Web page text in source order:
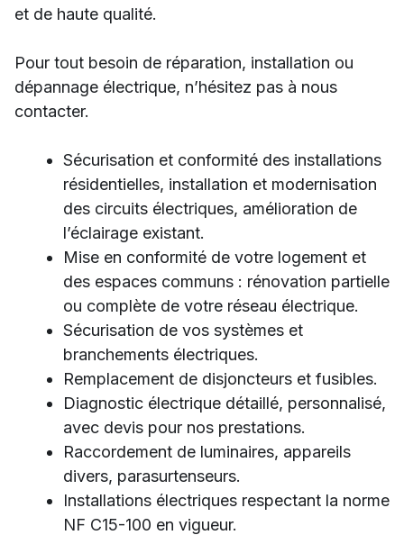
et de haute qualité.
Pour tout besoin de réparation, installation ou
dépannage électrique, n’hésitez pas à nous
contacter.
Sécurisation et conformité des installations
résidentielles, installation et modernisation
des circuits électriques, amélioration de
l’éclairage existant.
Mise en conformité de votre logement et
des espaces communs : rénovation partielle
ou complète de votre réseau électrique.
Sécurisation de vos systèmes et
branchements électriques.
Remplacement de disjoncteurs et fusibles.
Diagnostic électrique détaillé, personnalisé,
avec devis pour nos prestations.
Raccordement de luminaires, appareils
divers, parasurtenseurs.
Installations électriques respectant la norme
NF C15-100 en vigueur.